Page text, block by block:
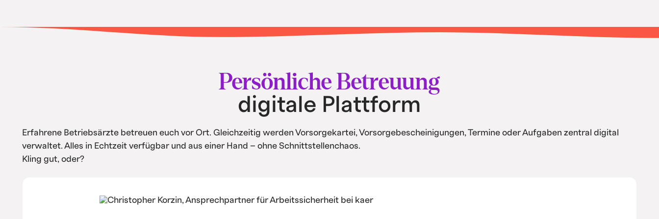
• Intern spart ihr Kosten durch Automatisierung und
Persönliche Betreuung
digitale Plattform
Erfahrene Betriebsärzte betreuen euch vor Ort. Gleichzeitig werden Vorsorgekartei, Vorsorgebescheinigungen, Termine oder Aufgaben zentral digital
verwaltet. Alles in Echtzeit verfügbar und aus einer Hand – ohne Schnittstellenchaos.
Kling gut, oder?